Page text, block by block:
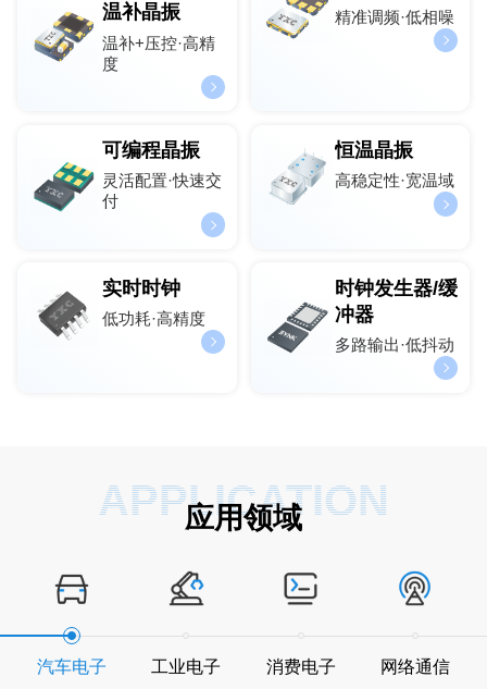
温补晶振
温补+压控·高精
度
精准调频·低相噪
可编程晶振
灵活配置·快速交
付
恒温晶振
高稳定性·宽温域
实时时钟
低功耗·高精度
时钟发生器/缓
冲器
多路输出·低抖动
APPLICATION
应用领域
汽车电子 工业电子 消费电子 网络通信